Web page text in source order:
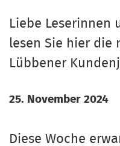
Liebe Leserinnen
lesen Sie hier die
Lübbener
25. November 2024
Diese Woche